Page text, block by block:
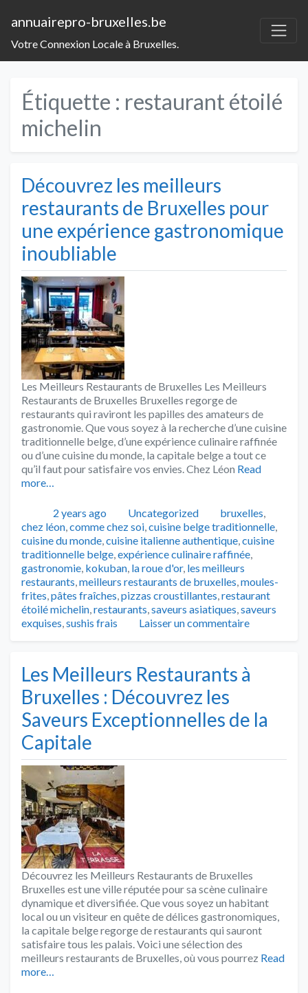
annuairepro-bruxelles.be
Votre Connexion Locale à Bruxelles.
Étiquette : restaurant étoilé
michelin
Découvrez les meilleurs
restaurants de Bruxelles pour
une expérience gastronomique
inoubliable
Les Meilleurs Restaurants de Bruxelles Les Meilleurs
Restaurants de Bruxelles Bruxelles regorge de
restaurants qui raviront les papilles des amateurs de
gastronomie. Que vous soyez à la recherche d’une cuisine
traditionnelle belge, d’une expérience culinaire raffinée
ou d’une cuisine du monde, la capitale belge a tout ce
qu’il faut pour satisfaire vos envies. Chez Léon Read
more…
Publié2 years ago Catégories
Uncategorized Tags
bruxelles,
chez léon,comme chez soi,cuisine belge traditionnelle,
cuisine du monde,cuisine italienne authentique,cuisine
traditionnelle belge,expérience culinaire raffinée,
gastronomie, kokuban, la roue d'or, les meilleurs
restaurants,meilleurs restaurants de bruxelles,moules-
frites,pâtes fraîches,pizzas croustillantes,restaurant
étoilé michelin,restaurants,saveurs asiatiques,saveurs
exquises,sushis frais Laisser un commentaire
Les Meilleurs Restaurants à
Bruxelles : Découvrez les
Saveurs Exceptionnelles de la
Capitale
Découvrez les Meilleurs Restaurants de Bruxelles
Bruxelles est une ville réputée pour sa scène culinaire
dynamique et diversifiée. Que vous soyez un habitant
local ou un visiteur en quête de délices gastronomiques,
la capitale belge regorge de restaurants qui sauront
satisfaire tous les palais. Voici une sélection des
meilleurs restaurants de Bruxelles, où vous pourrez Read
more…